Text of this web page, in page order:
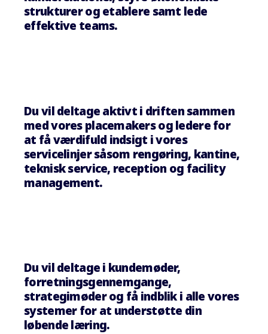
strukturer og etablere samt lede
effektive teams.
Du vil deltage aktivt i driften sammen
med vores placemakers og ledere for
at få værdifuld indsigt i vores
servicelinjer såsom rengøring, kantine,
teknisk service, reception og facility
management.
Du vil deltage i kundemøder,
forretningsgennemgange,
strategimøder og få indblik i alle vores
systemer for at understøtte din
løbende læring.